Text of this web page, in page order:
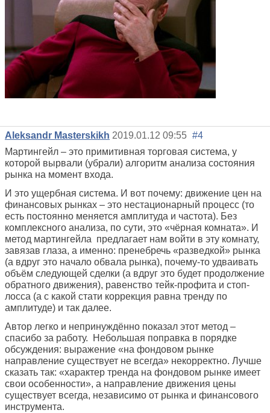
Aleksandr Masterskikh 2019.01.12 09:55 #4
Мартингейл – это примитивная торговая система, у
которой вырвали (убрали) алгоритм анализа состояния
рынка на момент входа.
И это ущербная система. И вот почему: движение цен на
финансовых рынках – это нестационарный процесс (то
есть постоянно меняется амплитуда и частота). Без
комплексного анализа, по сути, это «чёрная комната». И
метод мартингейла предлагает нам войти в эту комнату,
завязав глаза, а именно: пренебречь «разведкой» рынка
(а вдруг это начало обвала рынка), почему-то удваивать
объём следующей сделки (а вдруг это будет продолжение
обратного движения), равенство тейк-профита и стоп-
лосса (а с какой стати коррекция равна тренду по
амплитуде) и так далее.
Автор легко и непринуждённо показал этот метод –
спасибо за работу.
Небольшая поправка в порядке
обсуждения: выражение «на фондовом рынке
направление существует не всегда» некорректно. Лучше
сказать так: «характер тренда на фондовом рынке имеет
свои особенности», а направление движения цены
существует всегда, независимо от рынка и финансового
инструмента.